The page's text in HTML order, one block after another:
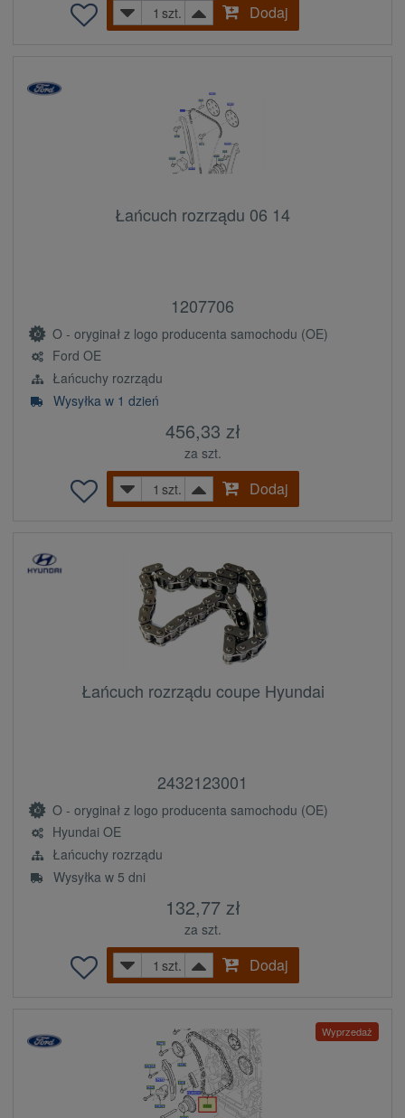
szt.
Dodaj
Łańcuch rozrządu 06 14
1207706
O - oryginał z logo producenta samochodu (OE)
Ford OE
Łańcuchy rozrządu
Wysyłka w 1 dzień
456,33 zł
za szt.
szt.
Dodaj
Łańcuch rozrządu coupe Hyundai
2432123001
O - oryginał z logo producenta samochodu (OE)
Hyundai OE
Łańcuchy rozrządu
Wysyłka w 5 dni
132,77 zł
za szt.
szt.
Dodaj
Wyprzedaż